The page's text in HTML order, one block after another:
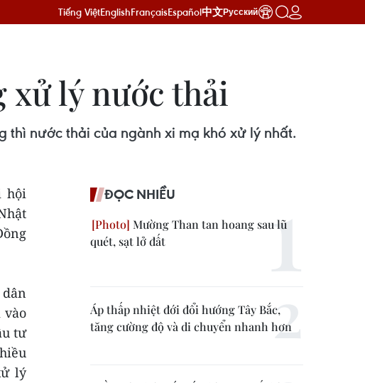
Tiếng ViệtEnglishFrançaisEspañol中文Русский
lý nước thải
thì nước thải của ngành xi mạ khó xử lý nhất.
hội
tư
lý
ĐỌC NHIỀU
Mường Than tan hoang sau lũ
quét, sạt lở đất
Áp thấp nhiệt đới đổi hướng Tây Bắc,
tăng cường độ và di chuyển nhanh hơn